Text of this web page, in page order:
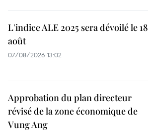
L'indice ALE 2025 sera dévoilé le 18
août
07/08/2026 13:02
Approbation du plan directeur
révisé de la zone économique de
Vung Ang